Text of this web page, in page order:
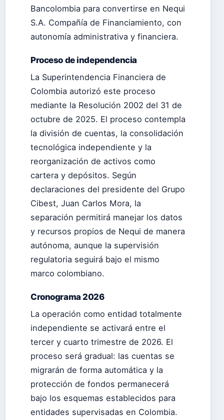
Bancolombia para convertirse en Nequi
S.A. Compañía de Financiamiento, con
autonomía administrativa y financiera.
Proceso de independencia
La Superintendencia Financiera de
Colombia autorizó este proceso
mediante la Resolución 2002 del 31 de
octubre de 2025. El proceso contempla
la división de cuentas, la consolidación
tecnológica independiente y la
reorganización de activos como
cartera y depósitos. Según
declaraciones del presidente del Grupo
Cibest, Juan Carlos Mora, la
separación permitirá manejar los datos
y recursos propios de Nequi de manera
autónoma, aunque la supervisión
regulatoria seguirá bajo el mismo
marco colombiano.
Cronograma 2026
La operación como entidad totalmente
independiente se activará entre el
tercer y cuarto trimestre de 2026. El
proceso será gradual: las cuentas se
migrarán de forma automática y la
protección de fondos permanecerá
bajo los esquemas establecidos para
entidades supervisadas en Colombia.